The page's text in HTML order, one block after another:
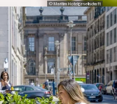
© Maritim Hotelgesellschaft